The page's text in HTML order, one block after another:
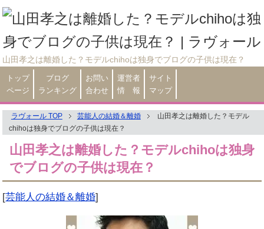
山田孝之は離婚した？モデルchihoは独身でブログの子供は現在？
トップ
ページ
ブログ
ランキング
お問い
合わせ
運営者
情 報
サイト
マップ
ラヴォール TOP 芸能人の結婚＆離婚
山田孝之は離婚した？モデル
chihoは独身でブログの子供は現在？
山田孝之は離婚した？モデルchihoは独身
でブログの子供は現在？
[芸能人の結婚＆離婚]